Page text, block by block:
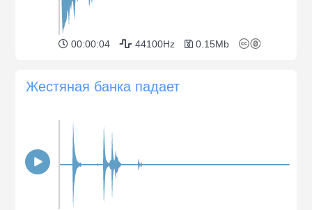
00:00:04 44100Hz 0.15Mb
Жестяная банка падает